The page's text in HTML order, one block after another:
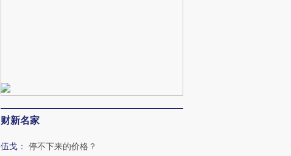
财新名家
伍戈 ： 停不下来的价格？